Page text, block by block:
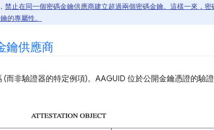
， 禁止在同一個密碼金鑰供應商建立超過兩個密碼金鑰。這樣一來，
的專屬性。
鑰供應商
而非驗證器的特定例項)。AAGUID 位於公開金鑰憑證的驗證